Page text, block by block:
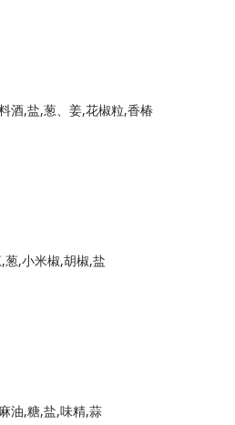
酒,盐,葱、姜,花椒粒,香椿
,小米椒,胡椒,盐
油,糖,盐,味精,蒜